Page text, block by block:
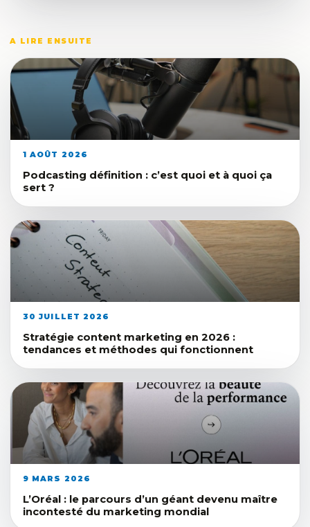
A LIRE ENSUITE
1 AOÛT 2026
Podcasting définition : c’est quoi et à quoi ça
sert ?
30 JUILLET 2026
Stratégie content marketing en 2026 :
tendances et méthodes qui fonctionnent
9 MARS 2026
L’Oréal : le parcours d’un géant devenu maître
incontesté du marketing mondial